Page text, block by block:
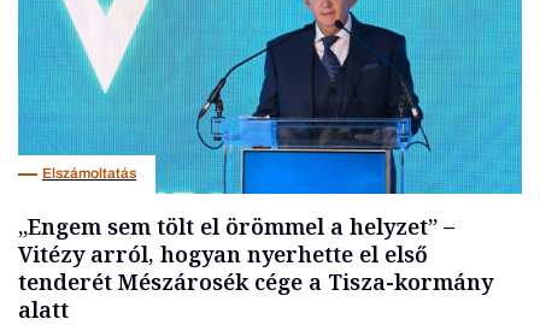
Elszámoltatás
„Engem sem tölt el örömmel a helyzet” –
Vitézy arról, hogyan nyerhette el első
tenderét Mészárosék cége a Tisza-kormány
alatt